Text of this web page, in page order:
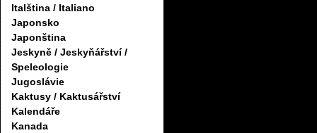
Italština / Italiano
Japonsko
Japonština
Jeskyně / Jeskyňářství /
Speleologie
Jugoslávie
Kaktusy / Kaktusářství
Kalendáře
Kanada